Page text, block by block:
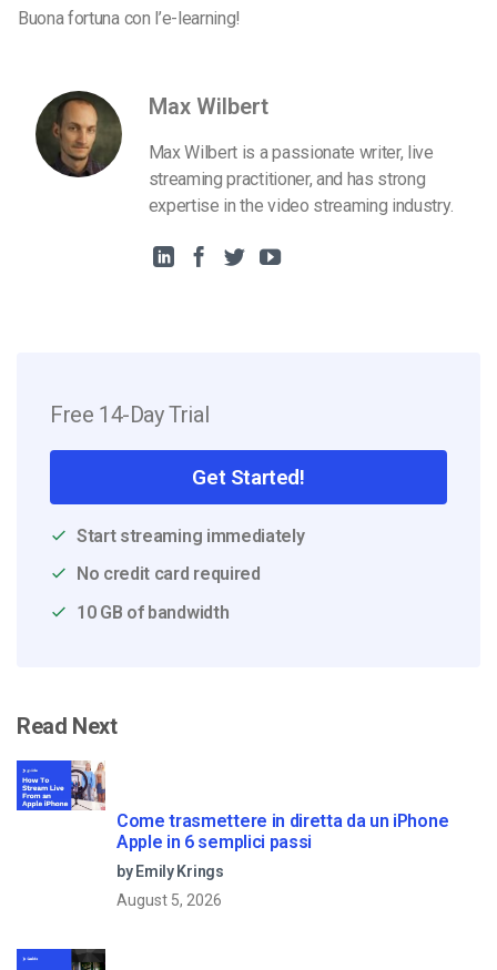
Buona fortuna con l’e-learning!
Max Wilbert
Max Wilbert is a passionate writer, live
streaming practitioner, and has strong
expertise in the video streaming industry.
Free 14-Day Trial
Get Started!
Start streaming immediately
No credit card required
10 GB of bandwidth
Read Next
Come trasmettere in diretta da un iPhone
Apple in 6 semplici passi
by Emily Krings
August 5, 2026